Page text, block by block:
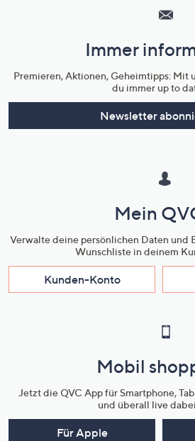
Immer
Premieren, Aktionen, Geheimtipps: Mit
du immer up to
Newsletter
Mein
Verwalte deine persönlichen Daten und
Wunschliste in deinem
Kunden-Konto
Mobil
Jetzt die QVC App für Smartphone,
und überall live
Für Apple